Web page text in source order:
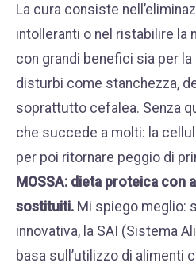
La cura consiste
intolleranti o nel ristabilire la
con grandi benefici sia per
disturbi come stanchezza,
soprattutto cefalea. Senza
che succede a molti: la
MOSSA: dieta proteica con
sostituiti.
innovativa, la SAI (Sistema
basa sull’utilizzo di alimenti